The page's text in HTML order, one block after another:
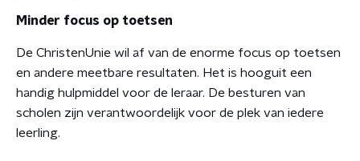
Minder focus op toetsen
De ChristenUnie wil af van de enorme focus op toetsen
en andere meetbare resultaten. Het is hooguit een
handig hulpmiddel voor de leraar. De besturen van
scholen zijn verantwoordelijk voor de plek van iedere
leerling.